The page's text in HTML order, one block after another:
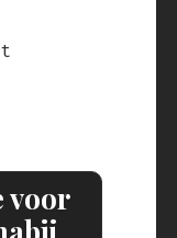
voor